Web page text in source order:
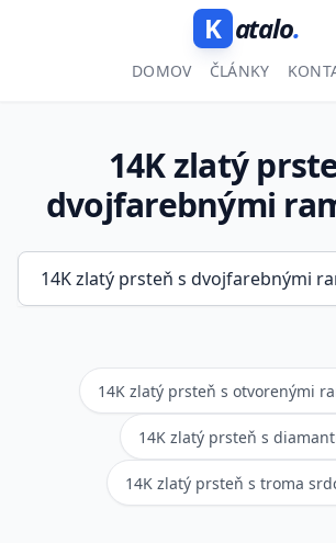
K atalo.
DOMOV ČLÁNKY
14K zlatý
dvojfarebnými
14K zlatý prsteň s otvorenými
14K zlatý prsteň s
14K zlatý prsteň s troma